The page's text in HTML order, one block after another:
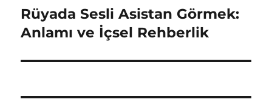
Sonraki
yazı:
Rüyada Sesli Asistan Görmek:
Anlamı ve İçsel Rehberlik